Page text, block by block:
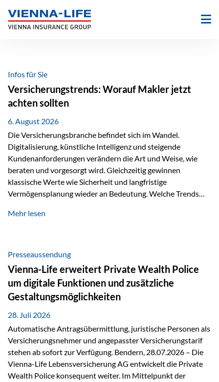
Inhalt
springen
Infos für Sie
Versicherungstrends: Worauf Makler jetzt
achten sollten
6. August 2026
Die Versicherungsbranche befindet sich im Wandel.
Digitalisierung, künstliche Intelligenz und steigende
Kundenanforderungen verändern die Art und Weise, wie
beraten und vorgesorgt wird. Gleichzeitig gewinnen
klassische Werte wie Sicherheit und langfristige
Vermögensplanung wieder an Bedeutung. Welche Trends
Blick behalten? Digitalisierung und KI verändern die
administrative Aufgaben, beschleunigen Abläufe und
schaffen mehr Zeit für das Wesentliche: die persönliche
Beratung. Gerade deshalb wird die individuelle Betreuung
zum entscheidenden Erfolgsfaktor. Technologie kann
unterstützen, Vertrauen entsteht jedoch weiterhin im
persönlichen Gespräch. Bei der Vienna-Life reagieren…
Mehr lesen
Presseaussendung
Vienna-Life erweitert Private Wealth Police
um digitale Funktionen und zusätzliche
Gestaltungsmöglichkeiten
28. Juli 2026
Automatische Antragsübermittlung, juristische Personen als
Versicherungsnehmer und angepasster Versicherungstarif
stehen ab sofort zur Verfügung. Bendern, 28.07.2026 – Die
Vienna-Life Lebensversicherung AG entwickelt die Private
Wealth Police konsequent weiter. Im Mittelpunkt der